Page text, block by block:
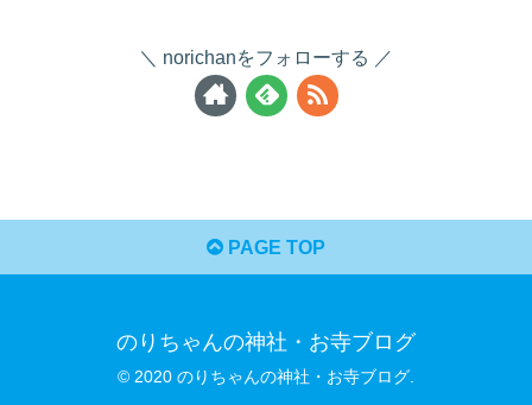
norichanをフォローする
PAGE TOP
のりちゃんの神社・お寺ブログ
© 2020 のりちゃんの神社・お寺ブログ.